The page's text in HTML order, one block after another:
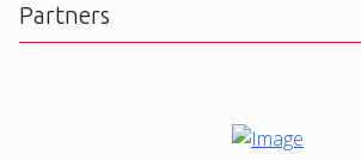
Partners